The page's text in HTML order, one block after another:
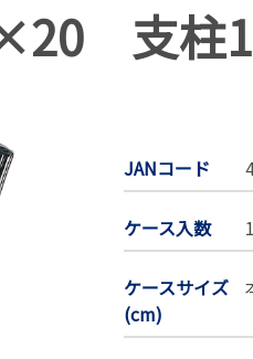
支柱
JANコード
ケース入数 1
ケースサイズ
(cm)